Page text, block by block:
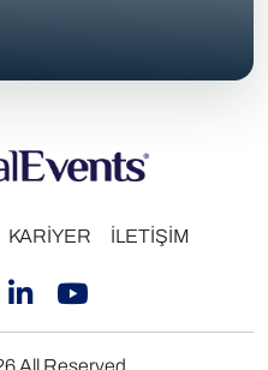
KARİYER İLETİŞİM